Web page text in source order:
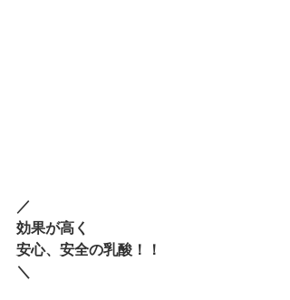
／
効果が高く
安心、安全の乳酸！！
＼